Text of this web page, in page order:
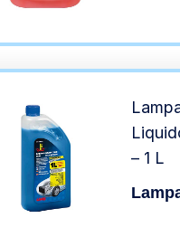
– 1 L